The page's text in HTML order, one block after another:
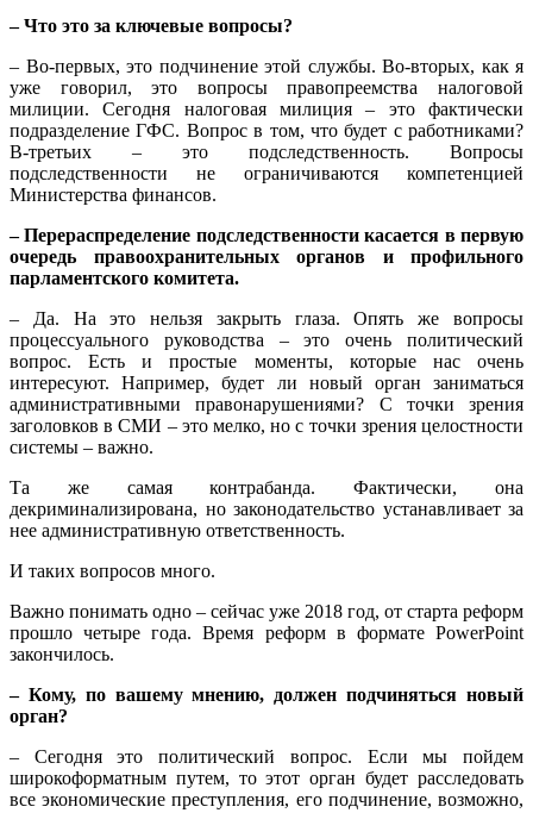
– Что это за ключевые вопросы?
– Во-первых, это подчинение этой службы. Во-вторых, как я
уже говорил, это вопросы правопреемства налоговой
милиции. Сегодня налоговая милиция – это фактически
подразделение ГФС. Вопрос в том, что будет с работниками?
В-третьих – это подследственность. Вопросы
подследственности не ограничиваются компетенцией
Министерства финансов.
– Перераспределение подследственности касается в первую
очередь правоохранительных органов и профильного
парламентского комитета.
– Да. На это нельзя закрыть глаза. Опять же вопросы
процессуального руководства – это очень политический
вопрос. Есть и простые моменты, которые нас очень
интересуют. Например, будет ли новый орган заниматься
административными правонарушениями? С точки зрения
заголовков в СМИ – это мелко, но с точки зрения целостности
системы – важно.
Та же самая контрабанда. Фактически, она
декриминализирована, но законодательство устанавливает за
нее административную ответственность.
И таких вопросов много.
Важно понимать одно – сейчас уже 2018 год, от старта реформ
прошло четыре года. Время реформ в формате PowerPoint
закончилось.
– Кому, по вашему мнению, должен подчиняться новый
орган?
– Сегодня это политический вопрос. Если мы пойдем
широкоформатным путем, то этот орган будет расследовать
все экономические преступления, его подчинение, возможно,